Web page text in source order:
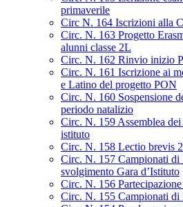
primaverile
Circ N. 164 Iscrizioni alla
Circ. N. 163 Progetto
alunni classe 2L
Circ. N. 162 Rinvio inizio
Circ. N. 161 Iscrizione ai
e Latino del progetto PON
Circ. N. 160 Sospensione
periodo natalizio
Circ. N. 159 Assemblea dei
istituto
Circ. N. 158 Lectio brevis
Circ. N. 157 Campionati
svolgimento Gara d’Istituto
Circ. N. 156
Circ. N. 155 Campionati di